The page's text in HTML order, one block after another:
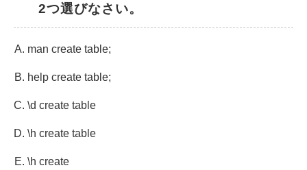
2つ選びなさい。
man create table;
help create table;
\d create table
\h create table
\h create